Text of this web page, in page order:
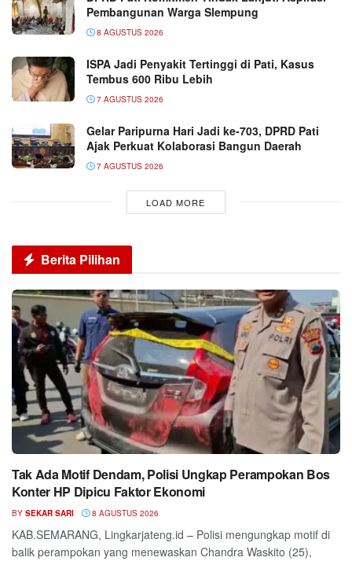
Pembangunan Warga Slempung
8 AGUSTUS 2026
ISPA Jadi Penyakit Tertinggi di Pati, Kasus
Tembus 600 Ribu Lebih
7 AGUSTUS 2026
Gelar Paripurna Hari Jadi ke-703, DPRD Pati
Ajak Perkuat Kolaborasi Bangun Daerah
7 AGUSTUS 2026
LOAD MORE
Berita Pilihan
Tak Ada Motif Dendam, Polisi Ungkap Perampokan Bos
Konter HP Dipicu Faktor Ekonomi
BY SEKAR SARI 8 AGUSTUS 2026
KAB.SEMARANG, Lingkarjateng.id – Polisi mengungkap motif di
balik perampokan yang menewaskan Chandra Waskito (25),